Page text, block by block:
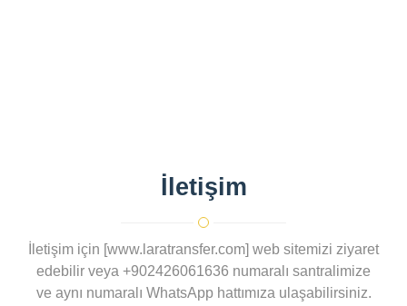
İletişim
İletişim için [www.laratransfer.com] web sitemizi ziyaret
edebilir veya +902426061636 numaralı santralimize
ve aynı numaralı WhatsApp hattımıza ulaşabilirsiniz.